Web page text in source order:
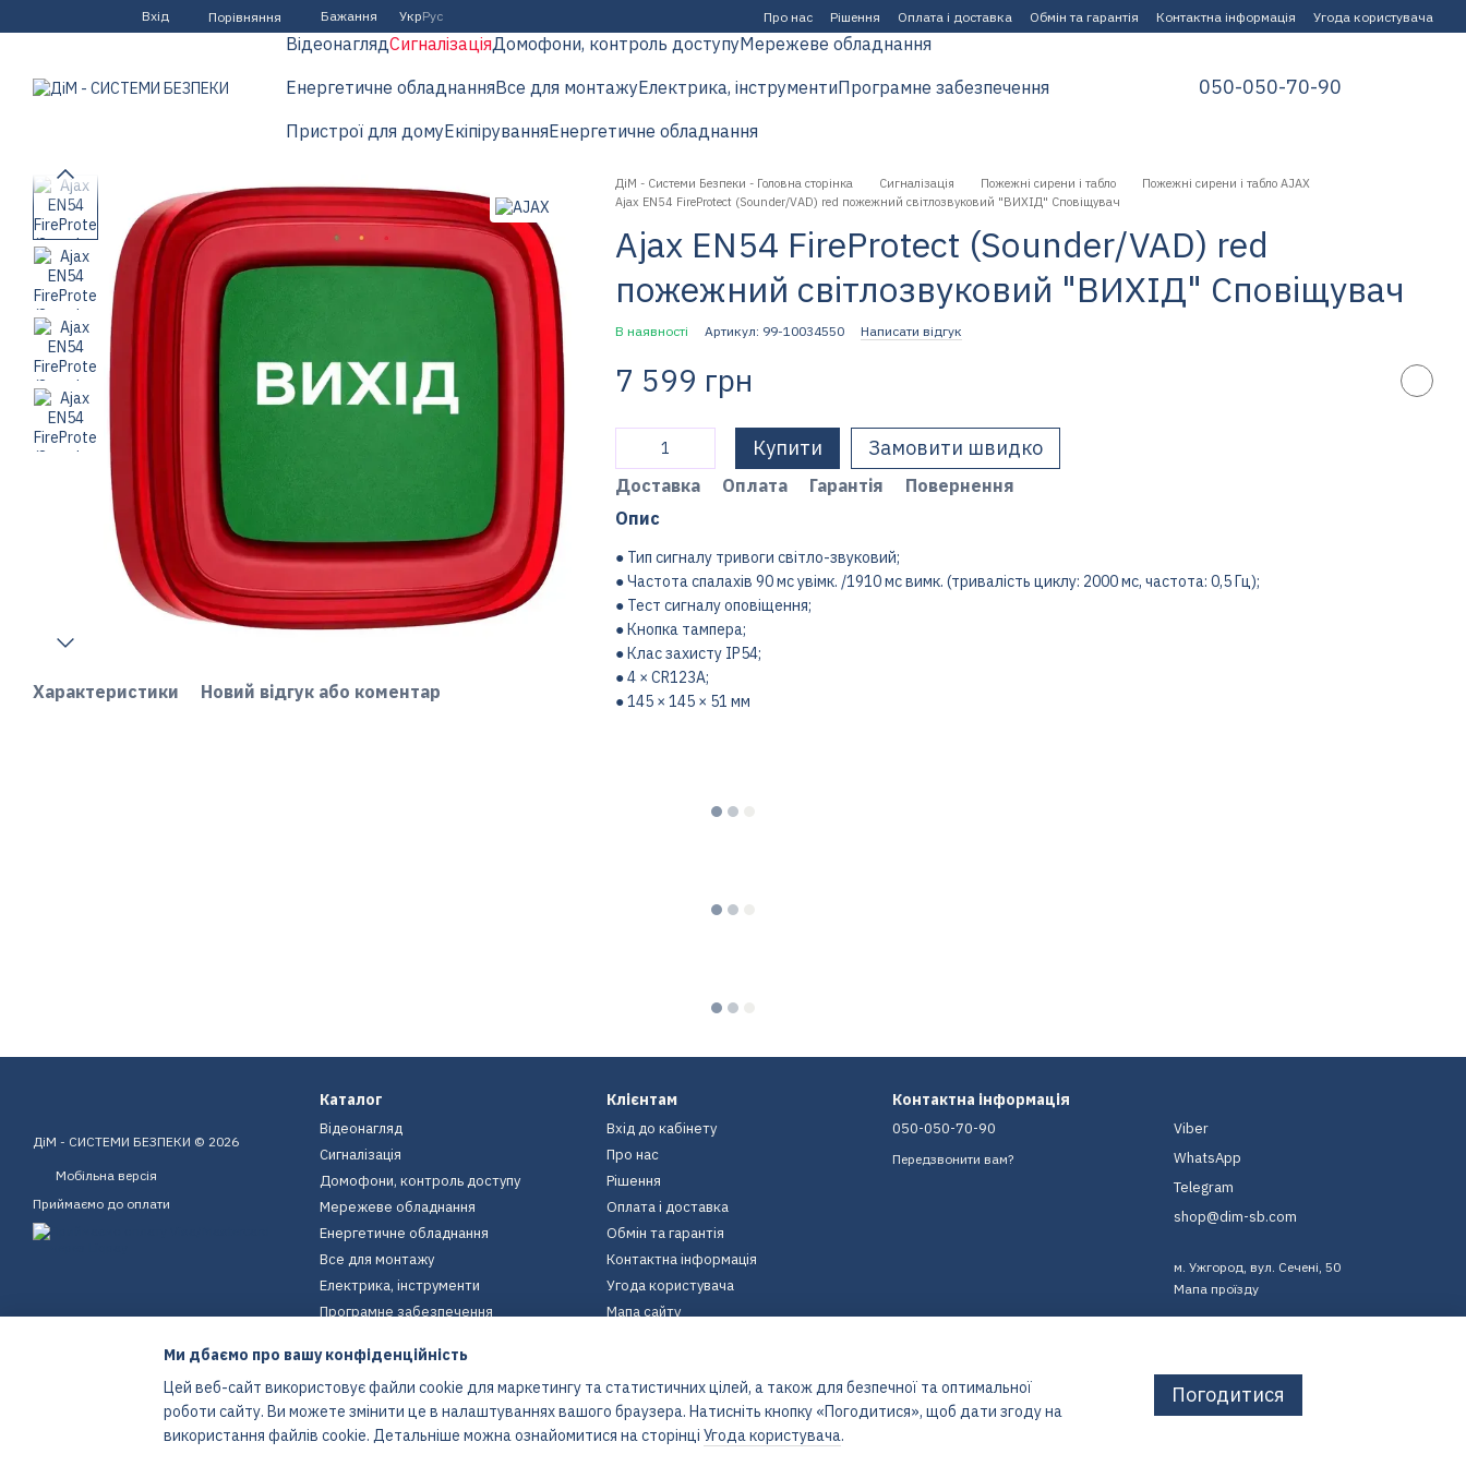
Перейти до основного контенту
Вхід Порівняння Бажання УкрРус Про нас Рішення Оплата і доставка Обмін та гарантія Контактна інформація Угода користувача
ВідеонаглядСигналізаціяДомофони, контроль доступуМережеве обладнання
Енергетичне обладнанняВсе для монтажуЕлектрика, інструментиПрограмне забезпечення
Пристрої для домуЕкіпіруванняЕнергетичне обладнання
050-050-70-90
Характеристики Новий відгук або коментар
ДіМ - Системи Безпеки - Головна сторінка Сигналізація Пожежні сирени і табло
Пожежні сирени і табло AJAX
Ajax EN54 FireProtect (Sounder/VAD) red пожежний світлозвуковий "ВИХІД" Cповіщувач
Ajax EN54 FireProtect (Sounder/VAD) red
пожежний світлозвуковий "ВИХІД" Cповіщувач
В наявності Артикул: 99-10034550 Написати відгук
7 599 грн
Купити Замовити швидко
Доставка Оплата Гарантія
Повернення
Опис
● Тип сигналу тривоги світло-звуковий;
● Частота спалахів 90 мс увімк. /1910 мс вимк. (тривалість циклу: 2000 мс, частота: 0,5 Гц);
● Тест сигналу оповіщення;
● Кнопка тампера;
● Клас захисту IP54;
● 4 × CR123A;
● 145 × 145 × 51 мм
ДіМ - СИСТЕМИ БЕЗПЕКИ © 2026
Мобільна версія
Приймаємо до оплати
Інтернет-магазин створений з Хорошоп
Каталог
Відеонагляд
Сигналізація
Домофони, контроль доступу
Мережеве обладнання
Енергетичне обладнання
Все для монтажу
Електрика, інструменти
Програмне забезпечення
Екіпірування
Енергетичне обладнання
Клієнтам
Вхід до кабінету
Про нас
Рішення
Оплата і доставка
Обмін та гарантія
Контактна інформація
Угода користувача
Мапа сайту
Контактна інформація
050-050-70-90
Передзвонити вам?
Viber
WhatsApp
Telegram
shop@dim-sb.com
м. Ужгород, вул. Сечені, 50
Мапа проїзду
Ми дбаємо про вашу конфіденційність
Цей веб-сайт використовує файли cookie для маркетингу та статистичних цілей, а також для безпечної та оптимальної
роботи сайту. Ви можете змінити це в налаштуваннях вашого браузера. Натисніть кнопку «Погодитися», щоб дати згоду на
використання файлів cookie. Детальніше можна ознайомитися на сторінці Угода користувача.
Погодитися